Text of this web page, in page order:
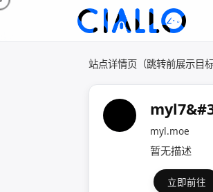
站点详情页（跳转前展示目
myl.moe
暂无描述
立即前往